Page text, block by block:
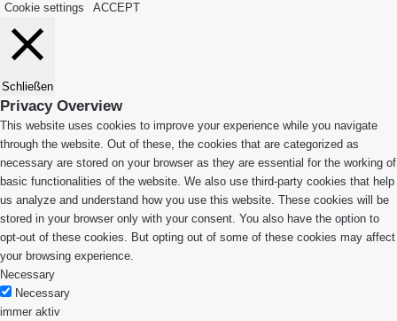
Cookie settings
ACCEPT
Schließen
Privacy Overview
This website uses cookies to improve your experience while you navigate
through the website. Out of these, the cookies that are categorized as
necessary are stored on your browser as they are essential for the working of
basic functionalities of the website. We also use third-party cookies that help
us analyze and understand how you use this website. These cookies will be
stored in your browser only with your consent. You also have the option to
opt-out of these cookies. But opting out of some of these cookies may affect
your browsing experience.
Necessary
Necessary
immer aktiv